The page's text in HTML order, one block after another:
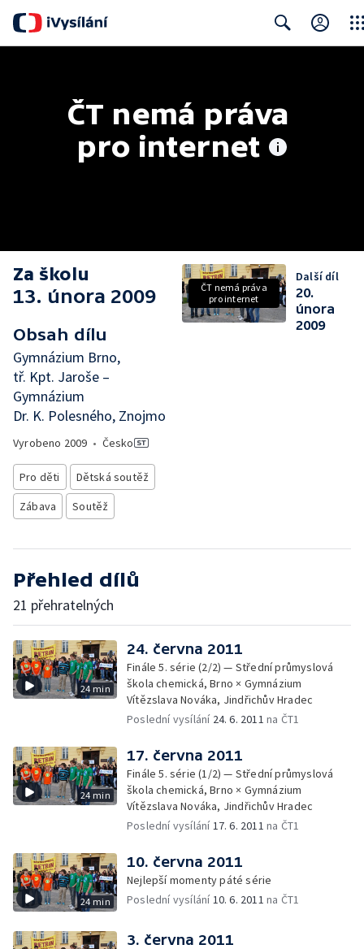
ČT nemá práva
pro internet
Za školu
13. února 2009
Obsah dílu
Gymnázium Brno,
tř. Kpt. Jaroše –
Gymnázium
Dr. K. Polesného, Znojmo
Vyrobeno 2009 • Česko
Pro děti
Dětská soutěž
Zábava
Soutěž
ČT nemá práva
pro internet
Další díl
20.
února
2009
Přehled dílů
21 přehratelných
24 min
24. června 2011
Finále 5. série (2/2) — Střední průmyslová
škola chemická, Brno × Gymnázium
Vítězslava Nováka, Jindřichův Hradec
Poslední vysílání 24. 6. 2011 na ČT1
24 min
17. června 2011
Finále 5. série (1/2) — Střední průmyslová
škola chemická, Brno × Gymnázium
Vítězslava Nováka, Jindřichův Hradec
Poslední vysílání17. 6. 2011 na ČT1
24 min
10. června 2011
Nejlepší momenty páté série
Poslední vysílání10. 6. 2011 na ČT1
3. června 2011